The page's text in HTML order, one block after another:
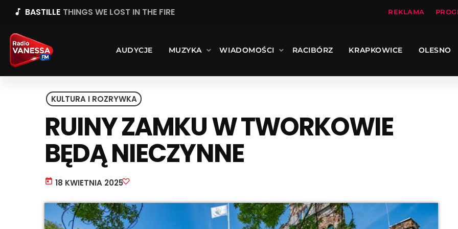
music_note BASTILLE THINGS WE LOST IN THE FIRE REKLAMA
AUDYCJE MUZYKA WIADOMOŚCI RACIBÓRZ KRAPKOWICE OLESNO
KULTURA I ROZRYWKA
RUINY ZAMKU W TWORKOWIE
BĘDĄ NIECZYNNE
today 18 KWIETNIA 2025